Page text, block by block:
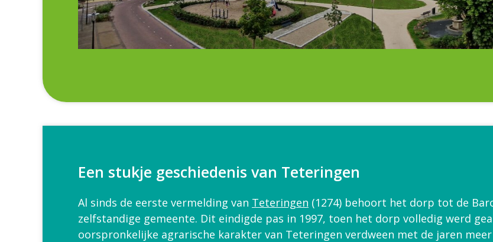
Een stukje geschiedenis van Teteringen
Al sinds de eerste vermelding van Teteringen (1274) behoort het dorp tot de
zelfstandige gemeente. Dit eindigde pas in 1997, toen het dorp volledig werd
oorspronkelijke agrarische karakter van Teteringen verdween met de jaren